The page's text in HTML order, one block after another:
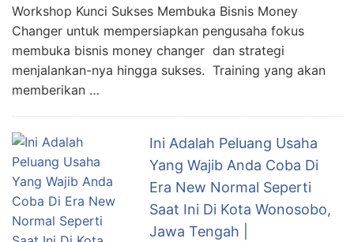
Workshop Kunci Sukses Membuka Bisnis Money
Changer untuk mempersiapkan pengusaha fokus
membuka bisnis money changer dan strategi
menjalankan-nya hingga sukses. Training yang akan
memberikan …
Ini Adalah Peluang Usaha
Yang Wajib Anda Coba Di
Era New Normal Seperti
Saat Ini Di Kota Wonosobo,
Jawa Tengah |